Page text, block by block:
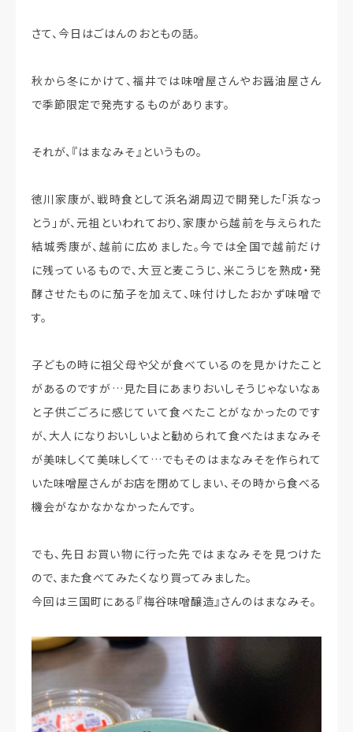
さて、今日はごはんのおともの話。
秋から冬にかけて、福井では味噌屋さんやお醤油屋さん
で季節限定で発売するものがあります。
それが、『はまなみそ』というもの。
徳川家康が、戦時食として浜名湖周辺で開発した「浜なっ
とう」が、元祖といわれており、家康から越前を与えられた
結城秀康が、越前に広めました。今では全国で越前だけ
に残っているもので、大豆と麦こうじ、米こうじを熟成・発
酵させたものに茄子を加えて、味付けしたおかず味噌で
す。
子どもの時に祖父母や父が食べているのを見かけたこと
があるのですが…見た目にあまりおいしそうじゃないなぁ
と子供ごごろに感じていて食べたことがなかったのです
が、大人になりおいしいよと勧められて食べたはまなみそ
が美味しくて美味しくて…でもそのはまなみそを作られて
いた味噌屋さんがお店を閉めてしまい、その時から食べる
機会がなかなかなかったんです。
でも、先日お買い物に行った先ではまなみそを見つけた
ので、また食べてみたくなり買ってみました。
今回は三国町にある『梅谷味噌醸造』さんのはまなみそ。